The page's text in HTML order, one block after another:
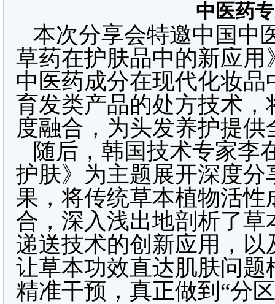
中医药
本次分享会特邀中国中
草药在护肤品中的新应
中医药成分在现代化妆
育发类产品的处方技术
度融合，为头发养护提供
随后，韩国技术专家李
护肤》为主题展开深度
果，将传统草本植物活
合，深入浅出地剖析了
递送技术的创新应用，
让草本功效直达肌肤问
精准干预，真正做到“分